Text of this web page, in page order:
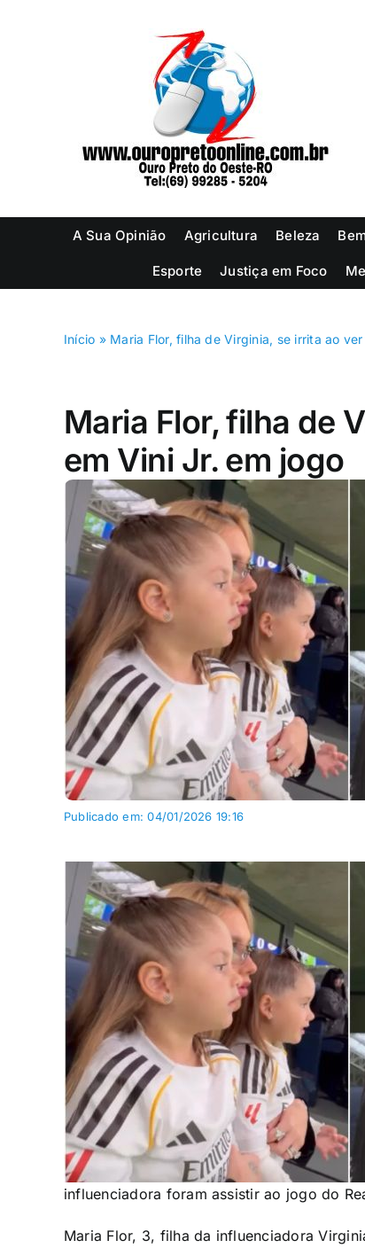
A Sua Opinião Agricultura Beleza
Esporte Justiça em Foco
Início » Maria Flor, filha de Virginia, se irrita ao
Maria Flor, filha de
em Vini Jr. em jogo
Publicado em: 04/01/2026 19:16
influenciadora foram assistir ao jogo do
Maria Flor, 3, filha da influenciadora